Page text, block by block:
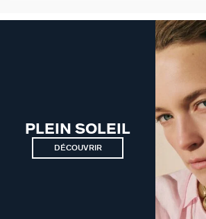
PLEIN SOLEIL
DÉCOUVRIR